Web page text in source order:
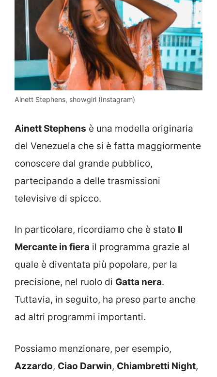
Ainett Stephens, showgirl (Instagram)
Ainett Stephens è una modella originaria
del Venezuela che si è fatta maggiormente
conoscere dal grande pubblico,
partecipando a delle trasmissioni
televisive di spicco.
In particolare, ricordiamo che è stato Il
Mercante in fiera il programma grazie al
quale è diventata più popolare, per la
precisione, nel ruolo di Gatta nera.
Tuttavia, in seguito, ha preso parte anche
ad altri programmi importanti.
Possiamo menzionare, per esempio,
Azzardo, Ciao Darwin, Chiambretti Night,